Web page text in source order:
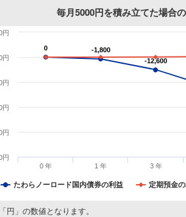
毎月5000円を積み立てた場合
0
0 -1,800
-1,800
-12,600
-12,600
たわらノーロード国内債券の利益 定期預金
0 年 1 年 3 年
円
円
円
円
円
円
円」の数値となります。